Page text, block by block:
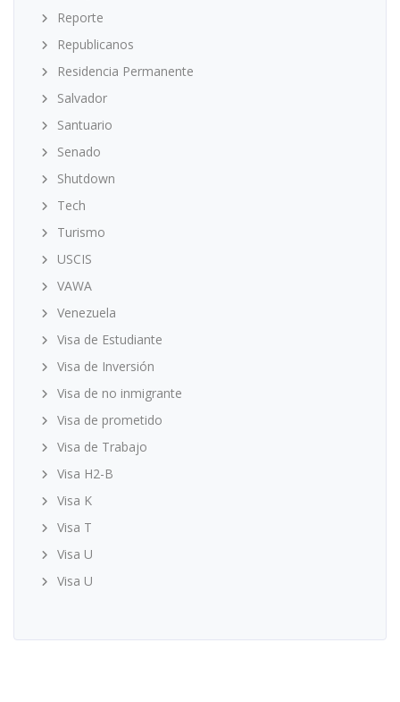
Reporte
Republicanos
Residencia Permanente
Salvador
Santuario
Senado
Shutdown
Tech
Turismo
USCIS
VAWA
Venezuela
Visa de Estudiante
Visa de Inversión
Visa de no inmigrante
Visa de prometido
Visa de Trabajo
Visa H2-B
Visa K
Visa T
Visa U
Visa U